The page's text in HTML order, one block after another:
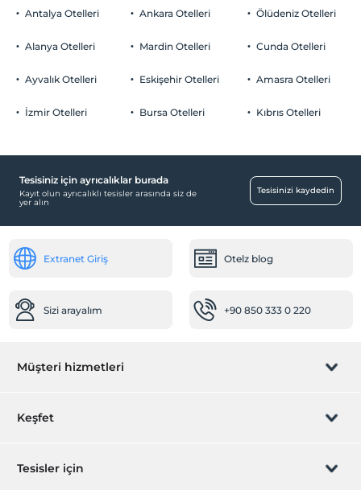
Otopark
Ücretsiz Halka Açık Otopark
Bebek
Jakuzi
24 saat açık resepsiyon
Mağazalar
Havaalanı servisi (ücretli)
2 yaşına kadar olan bebekler ücretsizdir.
Antalya Otelleri
Alanya Otelleri
Ayvalık Otelleri
İzmir Otelleri
Ankara Otelleri
Mardin Otelleri
Eskişehir Otelleri
Bursa Otelleri
Ölüdeniz Otelleri
Cunda Otelleri
Amasra Otelleri
Kıbrıs Otelleri
Tesisiniz için ayrıcalıklar burada
Kayıt olun ayrıcalıklı tesisler arasında siz de
yer alın
Tesisinizi kaydedin
Extranet Giriş Otelz blog
Sizi arayalım +90 850 333 0 220
Müşteri hizmetleri
Rezervasyon yönet
Keşfet
Hediye Kart
Tesisler için